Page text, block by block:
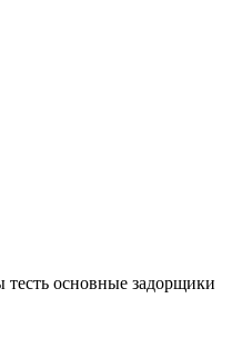
основные задорщики